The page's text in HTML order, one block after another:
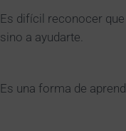
Es difícil reconocer
sino a ayudarte.
Es una forma de